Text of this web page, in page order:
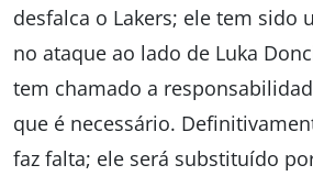
desfalca o Lakers; ele tem sido
no ataque ao lado de Luka
tem chamado a
que é necessário.
faz falta; ele será substituído